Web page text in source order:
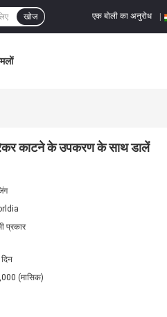
एक बोली का अनुरोध
खोज
ब्रेकर काटने के उपकरण के साथ डालें
प्रकार
(मासिक)